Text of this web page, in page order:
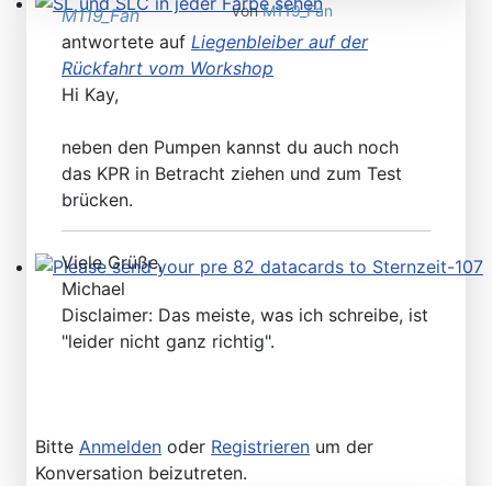
SL und SLC in jeder Farbe sehen
Please send your pre 82 datacards to Sternzeit-107
vonM119_Fan
M119_Fan
antwortete auf Liegenbleiber auf der
Rückfahrt vom Workshop
Hi Kay,
neben den Pumpen kannst du auch noch
das KPR in Betracht ziehen und zum Test
brücken.
Viele Grüße,
Michael
Disclaimer: Das meiste, was ich schreibe, ist
"leider nicht ganz richtig".
Bitte Anmelden oder Registrieren um der
Konversation beizutreten.